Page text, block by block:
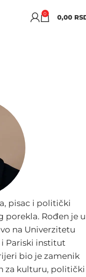
0 0,00
pisac i politički
porekla. Rođen je u
na Univerzitetu
i Pariski institut
bio je zamenik
za kulturu, politički